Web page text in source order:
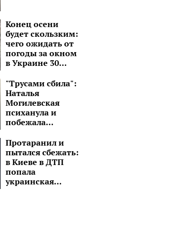
Конец осени
будет скользким:
чего ожидать от
погоды за окном
в Украине 30
"Трусами сбила":
Наталья
Могилевская
психанула и
побежала
дрон-камикадзе
Протаранил и
пытался сбежать:
в Киеве в ДТП
попала
украинская